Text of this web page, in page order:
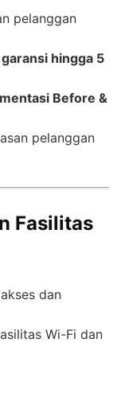
pelanggan
hingga 5
Before &
pelanggan
Fasilitas
dan
Wi-Fi dan